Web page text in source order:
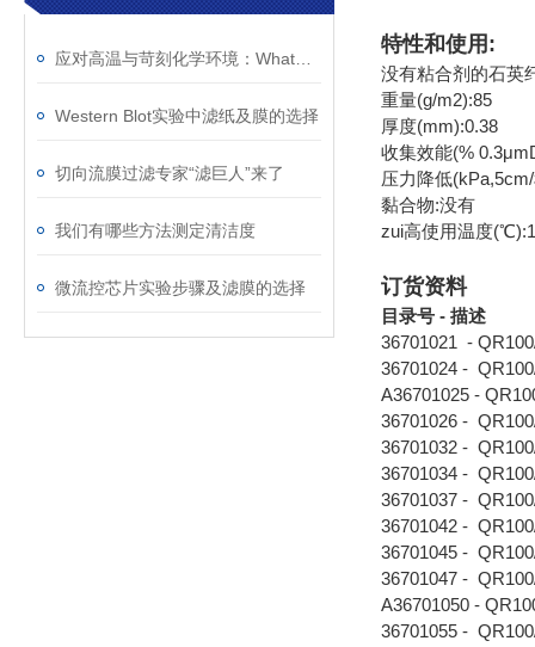
Western Blot实验中滤纸及膜的选择
切向流膜过滤专家“滤巨人”来了
我们有哪些方法测定清洁度
微流控芯片实验步骤及滤膜的选择
特性和使用:
没有粘合剂的石英
重量(g/m2):85
厚度(mm):0.38
收集效能(%
压力降低
黏合物:没有
zui高使用温度
订货资料
目录号 - 描述
36701021 -
36701024 -
A36701025 -
36701026 -
36701032 -
36701034 -
36701037 -
36701042 -
36701045 -
36701047 -
A36701050 -
36701055 -